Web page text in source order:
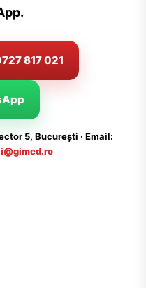
817 021
5, București · Email: